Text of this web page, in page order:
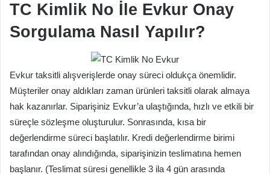
TC Kimlik No İle Evkur Onay
Sorgulama Nasıl Yapılır?
Evkur taksitli alışverişlerde onay süreci oldukça önemlidir.
Müşteriler onay aldıkları zaman ürünleri taksitli olarak almaya
hak kazanırlar. Siparişiniz Evkur’a ulaştığında, hızlı ve etkili bir
süreçle sözleşme oluşturulur. Sonrasında, kısa bir
değerlendirme süreci başlatılır. Kredi değerlendirme birimi
tarafından onay alındığında, siparişinizin teslimatına hemen
başlanır. (Teslimat süresi genellikle 3 ila 4 gün arasında